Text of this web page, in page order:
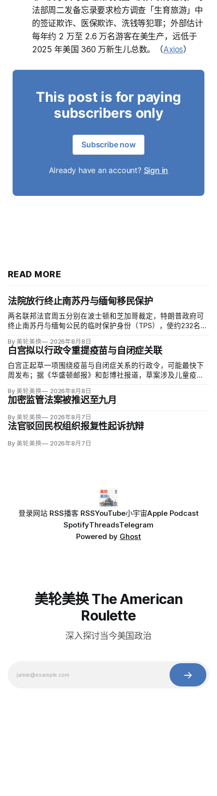
法部周二发备忘录要求检方调查「生育旅游」中
的签证欺诈、医保欺诈、洗钱等犯罪；外部估计
每年约 2 万至 2.6 万名游客在美生产，远低于
2025 年美国 360 万新生儿总数。（Axios）
This post is for paying
subscribers only
Subscribe now
Already have an account? Sign in
READ MORE
法院放行终止南苏丹与缅甸移民保护
两名联邦法官周五分别在波士顿和芝加哥裁定，特朗普政府可
终止南苏丹与缅甸公民的临时保护身份（TPS），使约232名南
障。两国分别因长期武装冲突及2021年军事政变后动荡而获指
定；国土安全部去年11月决定取消保护。
By 美轮美换 2026年8月8日
白宫拟以行政令重提疫苗与自闭症关联
白宫正起草一项围绕疫苗与自闭症关系的行政令，可能最快下
周发布；据《华盛顿邮报》和彭博社报道，草案涉及儿童疫苗
项覆盖全球数百万儿童的高质量研究均未发现儿童疫苗导致自
闭症，相关说法源自一项后来撤稿的欺诈性研究，作者也被吊
销执照。
By 美轮美换 2026年8月8日
加密监管法案被推迟至九月
By 美轮美换 2026年8月7日
法官驳回民权组织报复性起诉抗辩
By 美轮美换 2026年8月7日
登录网站 RSS播客 RSSYouTube小宇宙Apple Podcast
SpotifyThreadsTelegram
Powered by Ghost
美轮美换 The American
Roulette
深入探讨当今美国政治